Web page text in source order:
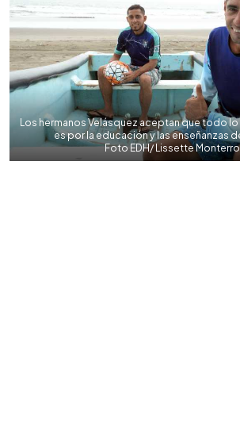
Los hermanos Velásquez aceptan que todo
es por la educación y las enseñanzas
Foto EDH/ Lissette